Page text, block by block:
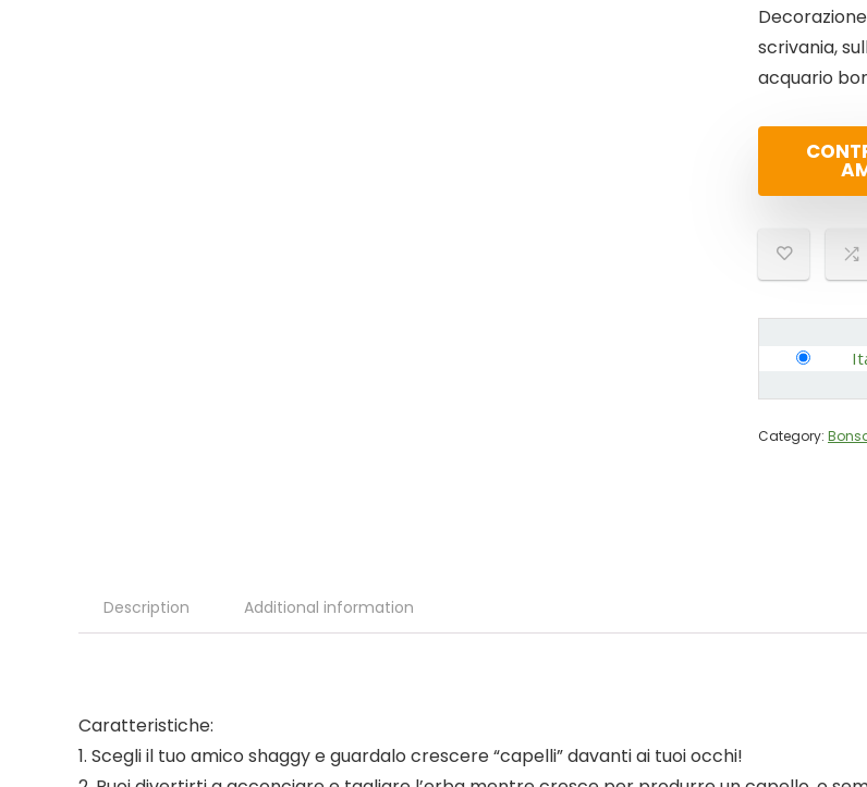
scrivania,
acquario
Category:
Description Additional information
Caratteristiche:
1. Scegli il tuo amico shaggy e guardalo crescere “capelli” davanti ai tuoi occhi!